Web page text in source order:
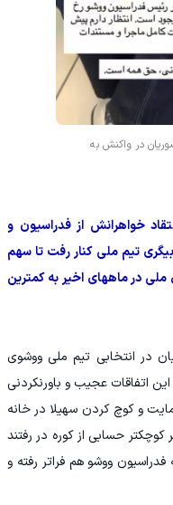
در واکنش به
خواهرانش از فدراسیون و
تیم ملی کنار رفت تا سهم
در ماههای اخیر به کمترین
در انتخابی تیم ملی ووشوی
اتفاقات عجیب و باورنکردنی
و کوچ کردن سهیلا در خانه
حسابی از کوره در رفتند
فدراسیون ووشو هم فراتر رفته و